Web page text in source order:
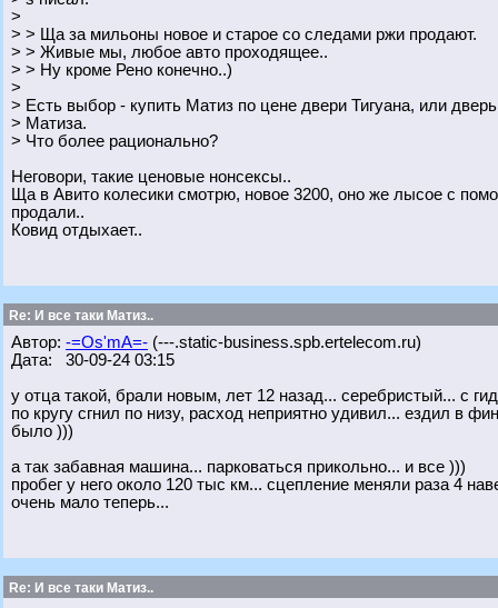
>
> > Ща за мильоны новое и старое со следами ржи продают.
> > Живые мы, любое авто проходящее..
> > Ну кроме Рено конечно..)
>
> Есть выбор - купить Матиз по цене двери Тигуана, или
> Матиза.
> Что более рационально?
Неговори, такие ценовые нонсексы..
Ща в Авито колесики смотрю, новое 3200, оно же лысое с
продали..
Ковид отдыхает..
Re: И все таки Матиз..
Автор: -=Os'mA=- (---.static-business.spb.ertelecom.ru)
Дата: 30-09-24 03:15
у отца такой, брали новым, лет 12 назад... серебристый... с
по кругу сгнил по низу, расход неприятно удивил... ездил в
было )))
а так забавная машина... парковаться прикольно... и все )))
пробег у него около 120 тыс км... сцепление меняли раза 4
очень мало теперь...
Re: И все таки Матиз..